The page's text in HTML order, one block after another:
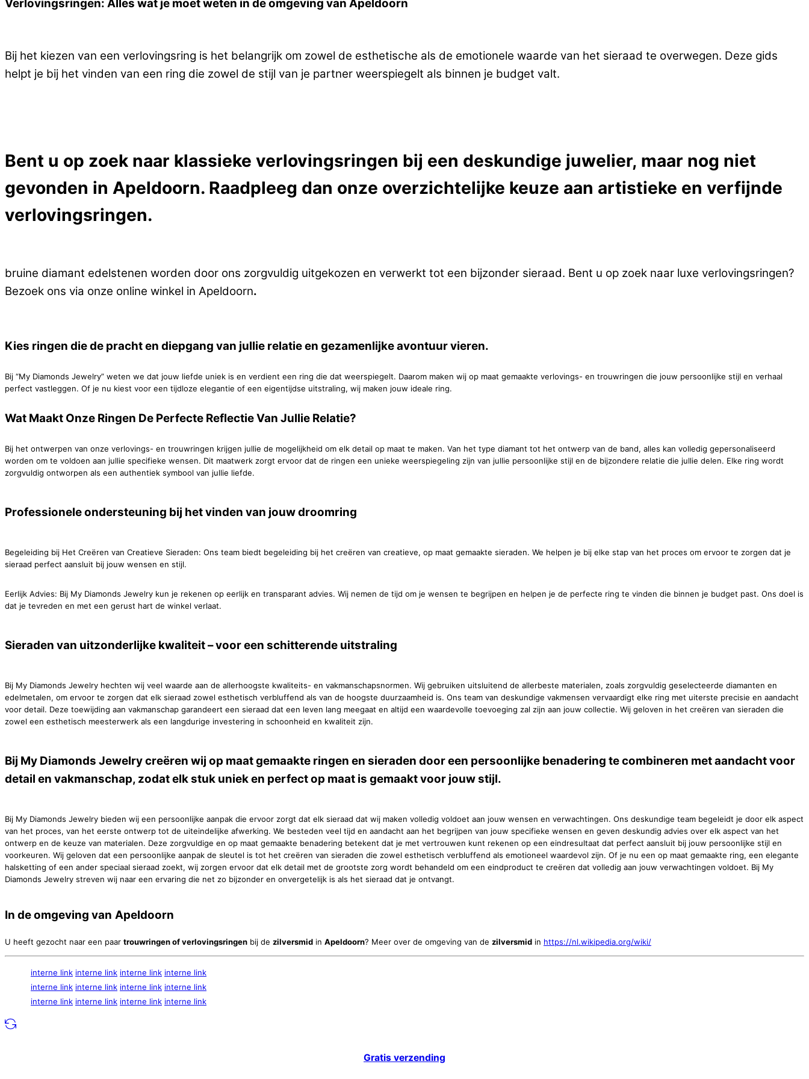
Verlovingsringen: Alles wat je moet weten in de omgeving van Apeldoorn
Bij het kiezen van een verlovingsring is het belangrijk om zowel de esthetische als de emotionele waarde van het sieraad te overwegen. Deze gids
helpt je bij het vinden van een ring die zowel de stijl van je partner weerspiegelt als binnen je budget valt.
Bent u op zoek naar klassieke verlovingsringen bij een deskundige juwelier, maar nog niet
gevonden in Apeldoorn. Raadpleeg dan onze overzichtelijke keuze aan artistieke en verfijnde
verlovingsringen.
bruine diamant edelstenen worden door ons zorgvuldig uitgekozen en verwerkt tot een bijzonder sieraad. Bent u op zoek naar luxe verlovingsringen?
Bezoek ons via onze online winkel in Apeldoorn.
Kies ringen die de pracht en diepgang van jullie relatie en gezamenlijke avontuur vieren.
Bij “My Diamonds Jewelry” weten we dat jouw liefde uniek is en verdient een ring die dat weerspiegelt. Daarom maken wij op maat gemaakte verlovings- en trouwringen die jouw persoonlijke stijl en verhaal
perfect vastleggen. Of je nu kiest voor een tijdloze elegantie of een eigentijdse uitstraling, wij maken jouw ideale ring.
Wat Maakt Onze Ringen De Perfecte Reflectie Van Jullie Relatie?
Bij het ontwerpen van onze verlovings- en trouwringen krijgen jullie de mogelijkheid om elk detail op maat te maken. Van het type diamant tot het ontwerp van de band, alles kan volledig gepersonaliseerd
worden om te voldoen aan jullie specifieke wensen. Dit maatwerk zorgt ervoor dat de ringen een unieke weerspiegeling zijn van jullie persoonlijke stijl en de bijzondere relatie die jullie delen. Elke ring wordt
zorgvuldig ontworpen als een authentiek symbool van jullie liefde.
Professionele ondersteuning bij het vinden van jouw droomring
Begeleiding bij Het Creëren van Creatieve Sieraden: Ons team biedt begeleiding bij het creëren van creatieve, op maat gemaakte sieraden. We helpen je bij elke stap van het proces om ervoor te zorgen dat je
sieraad perfect aansluit bij jouw wensen en stijl.
Eerlijk Advies: Bij My Diamonds Jewelry kun je rekenen op eerlijk en transparant advies. Wij nemen de tijd om je wensen te begrijpen en helpen je de perfecte ring te vinden die binnen je budget past. Ons doel is
dat je tevreden en met een gerust hart de winkel verlaat.
Sieraden van uitzonderlijke kwaliteit – voor een schitterende uitstraling
Bij My Diamonds Jewelry hechten wij veel waarde aan de allerhoogste kwaliteits- en vakmanschapsnormen. Wij gebruiken uitsluitend de allerbeste materialen, zoals zorgvuldig geselecteerde diamanten en
edelmetalen, om ervoor te zorgen dat elk sieraad zowel esthetisch verbluffend als van de hoogste duurzaamheid is. Ons team van deskundige vakmensen vervaardigt elke ring met uiterste precisie en aandacht
voor detail. Deze toewijding aan vakmanschap garandeert een sieraad dat een leven lang meegaat en altijd een waardevolle toevoeging zal zijn aan jouw collectie. Wij geloven in het creëren van sieraden die
zowel een esthetisch meesterwerk als een langdurige investering in schoonheid en kwaliteit zijn.
Bij My Diamonds Jewelry creëren wij op maat gemaakte ringen en sieraden door een persoonlijke benadering te combineren met aandacht voor
detail en vakmanschap, zodat elk stuk uniek en perfect op maat is gemaakt voor jouw stijl.
Bij My Diamonds Jewelry bieden wij een persoonlijke aanpak die ervoor zorgt dat elk sieraad dat wij maken volledig voldoet aan jouw wensen en verwachtingen. Ons deskundige team begeleidt je door elk aspect
van het proces, van het eerste ontwerp tot de uiteindelijke afwerking. We besteden veel tijd en aandacht aan het begrijpen van jouw specifieke wensen en geven deskundig advies over elk aspect van het
ontwerp en de keuze van materialen. Deze zorgvuldige en op maat gemaakte benadering betekent dat je met vertrouwen kunt rekenen op een eindresultaat dat perfect aansluit bij jouw persoonlijke stijl en
voorkeuren. Wij geloven dat een persoonlijke aanpak de sleutel is tot het creëren van sieraden die zowel esthetisch verbluffend als emotioneel waardevol zijn. Of je nu een op maat gemaakte ring, een elegante
halsketting of een ander speciaal sieraad zoekt, wij zorgen ervoor dat elk detail met de grootste zorg wordt behandeld om een eindproduct te creëren dat volledig aan jouw verwachtingen voldoet. Bij My
Diamonds Jewelry streven wij naar een ervaring die net zo bijzonder en onvergetelijk is als het sieraad dat je ontvangt.
In de omgeving van Apeldoorn
U heeft gezocht naar een paar trouwringen of verlovingsringen bij de zilversmid in Apeldoorn? Meer over de omgeving van de zilversmid in https://nl.wikipedia.org/wiki/
interne link interne link interne link interne link
interne link interne link interne link interne link
interne link interne link interne link interne link
Gratis verzending